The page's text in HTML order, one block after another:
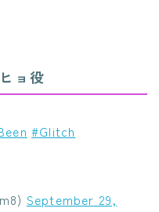
ョ役
#Glitch
September 29,